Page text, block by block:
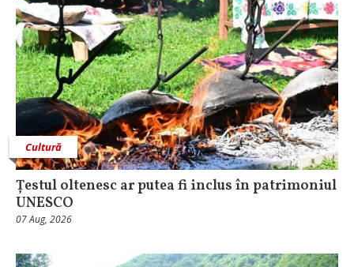
Cultură
Țestul oltenesc ar putea fi inclus în patrimoniul
UNESCO
07 Aug, 2026